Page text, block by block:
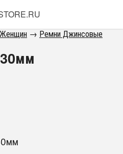
→ Ремни Джинсовые